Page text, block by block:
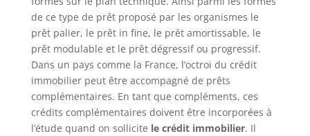
de ce type de prêt proposé par les organismes le
prêt palier, le prêt in fine, le prêt amortissable, le
prêt modulable et le prêt dégressif ou progressif.
Dans un pays comme la France, l’octroi du crédit
immobilier peut être accompagné de prêts
complémentaires. En tant que compléments, ces
crédits complémentaires doivent être incorporées à
l’étude quand on sollicite le crédit immobilier. Il